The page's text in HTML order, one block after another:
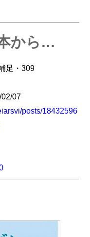
から…
足・309
07
posts/18432596